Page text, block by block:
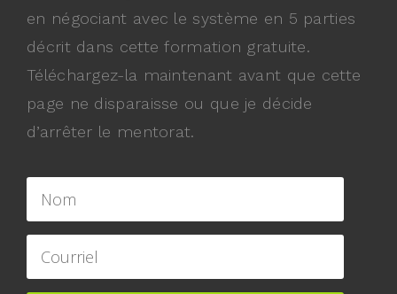
en négociant avec le système en 5 parties
décrit dans cette formation gratuite.
Téléchargez-la maintenant avant que cette
page ne disparaisse ou que je décide
d’arrêter le mentorat.